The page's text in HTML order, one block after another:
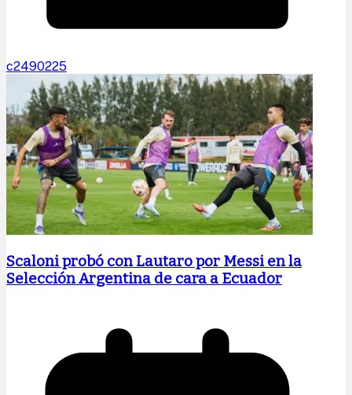
c2490225
Scaloni probó con Lautaro por Messi en la
Selección Argentina de cara a Ecuador